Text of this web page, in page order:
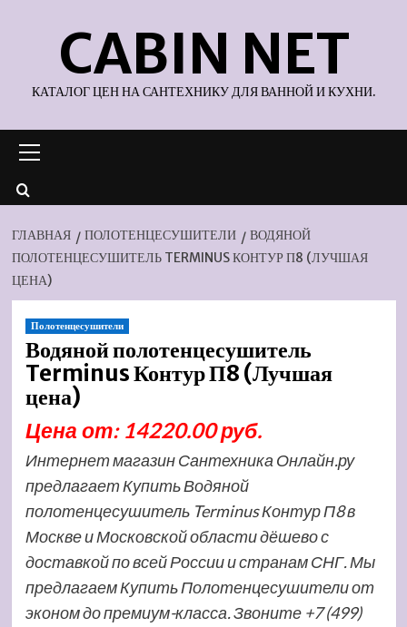
содержимомуCABIN NET
КАТАЛОГ ЦЕН НА САНТЕХНИКУ ДЛЯ ВАННОЙ И КУХНИ.
меню
ГЛАВНАЯ ПОЛОТЕНЦЕСУШИТЕЛИ
ВОДЯНОЙ
ПОЛОТЕНЦЕСУШИТЕЛЬ TERMINUS КОНТУР П8 (ЛУЧШАЯ
ЦЕНА)
Полотенцесушители
Водяной полотенцесушитель
Terminus Контур П8 (Лучшая
цена)
Цена от: 14220.00 руб.
Интернет магазин Сантехника Онлайн.ру
предлагает Купить Водяной
полотенцесушитель Terminus Контур П8 в
Москве и Московской области дёшево с
доставкой по всей России и странам СНГ. Мы
предлагаем Купить Полотенцесушители от
эконом до премиум-класса. Звоните +7 (499)